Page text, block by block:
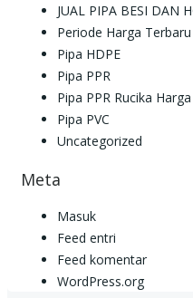
JUAL PIPA BESI DAN
Periode Harga Terbaru
Pipa HDPE
Pipa PPR
Pipa PPR Rucika
Pipa PVC
Uncategorized
Meta
Masuk
Feed entri
Feed komentar
WordPress.org